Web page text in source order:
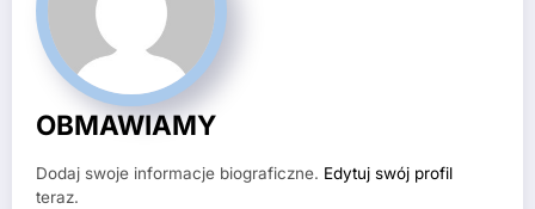
OBMAWIAMY
Dodaj swoje informacje biograficzne. Edytuj swój profil
teraz.